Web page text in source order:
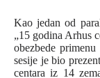
Kao jedan od
„15 godina Arhus
obezbede
sesije je bio
centara iz 14